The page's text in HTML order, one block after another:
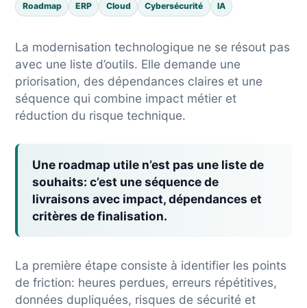
Roadmap ERP Cloud Cybersécurité IA
La modernisation technologique ne se résout pas
avec une liste d’outils. Elle demande une
priorisation, des dépendances claires et une
séquence qui combine impact métier et
réduction du risque technique.
Une roadmap utile n’est pas une liste de
souhaits: c’est une séquence de
livraisons avec impact, dépendances et
critères de finalisation.
La première étape consiste à identifier les points
de friction: heures perdues, erreurs répétitives,
données dupliquées, risques de sécurité et